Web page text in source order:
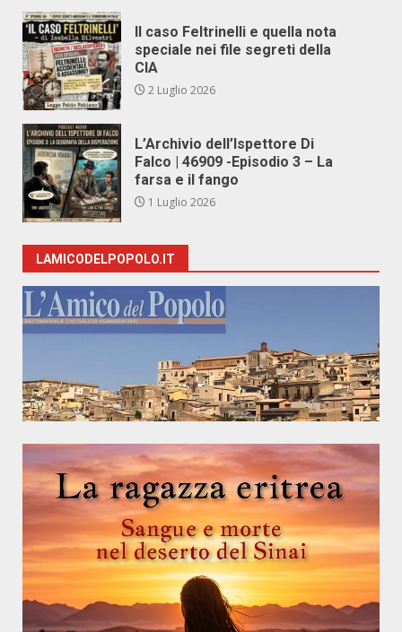
Il caso Feltrinelli e quella nota
speciale nei file segreti della
CIA
2 Luglio 2026
L’Archivio dell’Ispettore Di
Falco | 46909 -Episodio 3 – La
farsa e il fango
1 Luglio 2026
LAMICODELPOPOLO.IT